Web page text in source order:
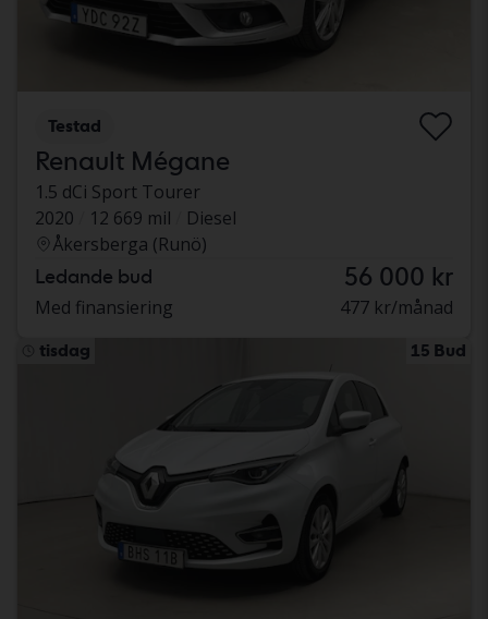
Testad
Renault Mégane
1.5 dCi Sport Tourer
2020
12 669 mil
Diesel
Åkersberga (Runö)
Ledande bud 56 000 kr
Med finansiering 477 kr/månad
tisdag 15 Bud